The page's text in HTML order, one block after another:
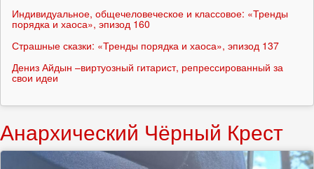
Индивидуальное, общечеловеческое и классовое: «Тренды
порядка и хаоса», эпизод 160
Страшные сказки: «Тренды порядка и хаоса», эпизод 137
Дениз Айдын –виртуозный гитарист, репрессированный за
свои идеи
Анархический Чёрный Крест